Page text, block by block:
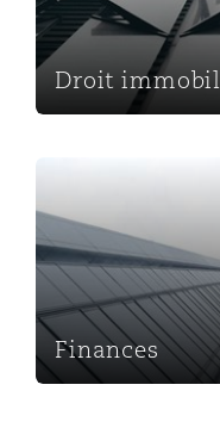
Droit
Finances